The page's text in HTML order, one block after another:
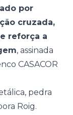
por
cruzada,
reforça a
, assinada
CASACOR